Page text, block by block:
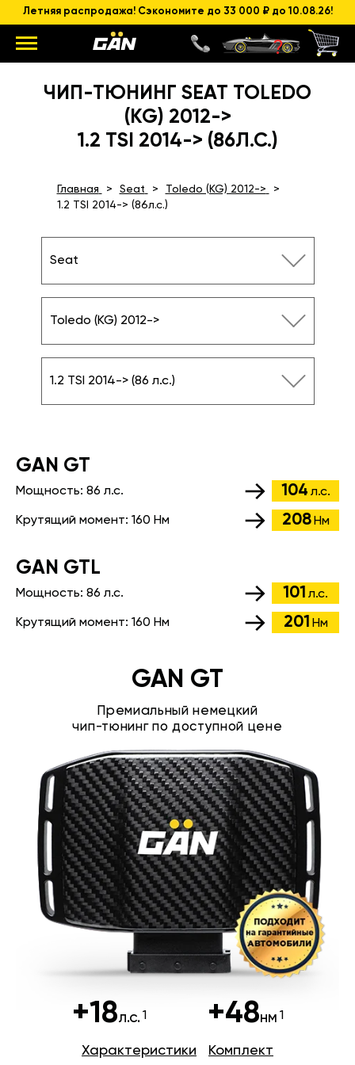
Летняя распродажа! Сэкономите до 33 000 ₽ до 10.08.26!
ЧИП-ТЮНИНГ SEAT TOLEDO
(KG) 2012->
1.2 TSI 2014-> (86Л.С.)
Главная Seat
Toledo (KG) 2012->
1.2 TSI 2014-> (86л.с.)
Seat
Toledo (KG) 2012->
1.2 TSI 2014-> (86 л.с.)
GАN GT
Мощность: 86 л.с. 104 л.с.
Крутящий момент: 160 Нм 208 Нм
GАN GTL
Мощность: 86 л.с. 101 л.с.
Крутящий момент: 160 Нм 201 Нм
GAN GT
Премиальный немецкий
чип-тюнинг по доступной цене
+18л.с. +48нм
Характеристики Комплект